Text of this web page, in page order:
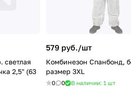
cветлая
2,5" (63
579 руб./шт
Комбинезон Спанбонд,
размер 3XL
0 0 В наличии: 1 шт